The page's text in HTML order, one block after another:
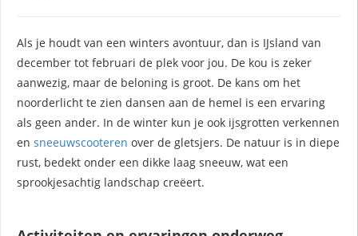
Als je houdt van een winters avontuur, dan is IJsland van
december tot februari de plek voor jou. De kou is zeker
aanwezig, maar de beloning is groot. De kans om het
noorderlicht te zien dansen aan de hemel is een ervaring
als geen ander. In de winter kun je ook ijsgrotten verkennen
en sneeuwscooteren over de gletsjers. De natuur is in diepe
rust, bedekt onder een dikke laag sneeuw, wat een
sprookjesachtig landschap creëert.